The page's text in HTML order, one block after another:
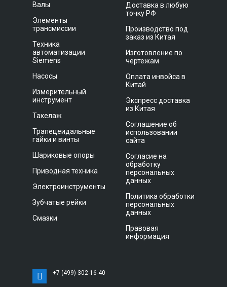
Валы
Элементы
трансмиссии
Техника
автоматизации
Siemens
Насосы
Измерительный
инструмент
Такелаж
Трапецеидальные
гайки и винты
Шариковые опоры
Приводная техника
Электроинструменты
Зубчатые рейки
Смазки
Доставка в любую
точку РФ
Производство под
заказ из Китая
Изготовление по
чертежам
Оплата инвойса в
Китай
Экспресс доставка
из Китая
Соглашение об
использовании
сайта
Согласие на
обработку
персональных
данных
Политика обработки
персональных
данных
Правовая
информация
+7 (499) 302-16-40